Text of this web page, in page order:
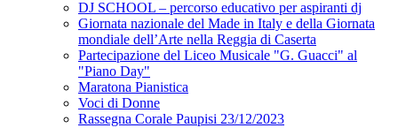
DJ SCHOOL – percorso educativo per aspiranti dj
Giornata nazionale del Made in Italy e della Giornata
mondiale dell’Arte nella Reggia di Caserta
Partecipazione del Liceo Musicale "G. Guacci" al
"Piano Day"
Maratona Pianistica
Voci di Donne
Rassegna Corale Paupisi 23/12/2023